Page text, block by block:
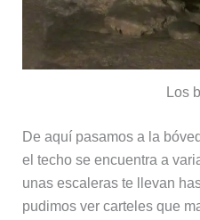
Los
De aquí pasamos a la
el techo se encuentra a
unas escaleras te llevan
pudimos ver carteles que